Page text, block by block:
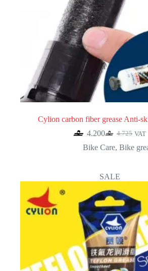
Cylion carbon fiber grease Anti-
4.725
Original
price
4.200Current
price
VAT
Bike Care,Bike
SALE